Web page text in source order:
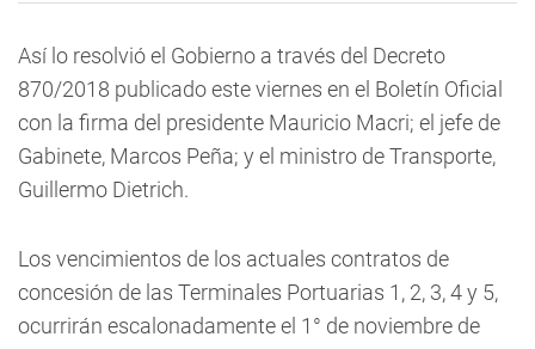
Así lo resolvió el Gobierno a través del Decreto
870/2018 publicado este viernes en el Boletín Oficial
con la firma del presidente Mauricio Macri; el jefe de
Gabinete, Marcos Peña; y el ministro de Transporte,
Guillermo Dietrich.
Los vencimientos de los actuales contratos de
concesión de las Terminales Portuarias 1, 2, 3, 4 y 5,
ocurrirán escalonadamente el 1° de noviembre de